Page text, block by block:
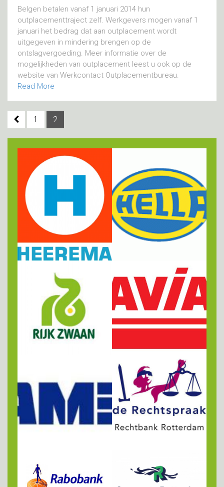
Belgen betalen vanaf 1 januari 2014 hun
outplacementtraject zelf. Werkgevers mogen vanaf 1
januari het bedrag dat aan outplacement wordt
uitgegeven in mindering brengen op de
ontslagvergoeding. Meer informatie over de
mogelijkheden van outplacement leest u ook op de
website van Werkcontact Outplacementbureau.
Read More
1 2